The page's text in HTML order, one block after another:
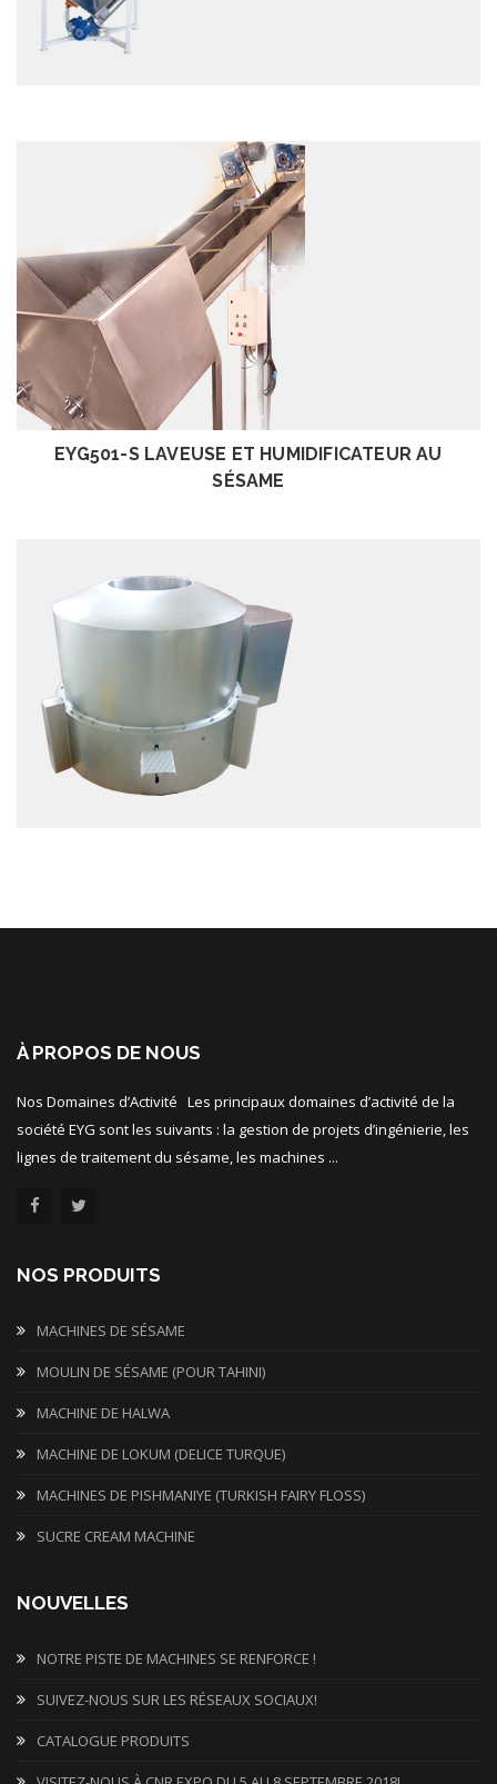
EXAMEN
EYG501-S LAVEUSE ET HUMIDIFICATEUR AU
SÉSAME
EXAMEN
À PROPOS DE NOUS
Nos Domaines d’Activité Les principaux domaines d’activité de la
société EYG sont les suivants : la gestion de projets d’ingénierie, les
lignes de traitement du sésame, les machines ...
NOS PRODUITS
MACHINES DE SÉSAME
MOULIN DE SÉSAME (POUR TAHINI)
MACHINE DE HALWA
MACHINE DE LOKUM (DELICE TURQUE)
MACHINES DE PISHMANIYE (TURKISH FAIRY FLOSS)
SUCRE CREAM MACHINE
NOUVELLES
NOTRE PISTE DE MACHINES SE RENFORCE !
SUIVEZ-NOUS SUR LES RÉSEAUX SOCIAUX!
CATALOGUE PRODUITS